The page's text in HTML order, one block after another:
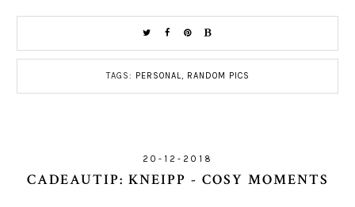
TAGS: PERSONAL, RANDOM PICS
20-12-2018
CADEAUTIP: KNEIPP - COSY MOMENTS